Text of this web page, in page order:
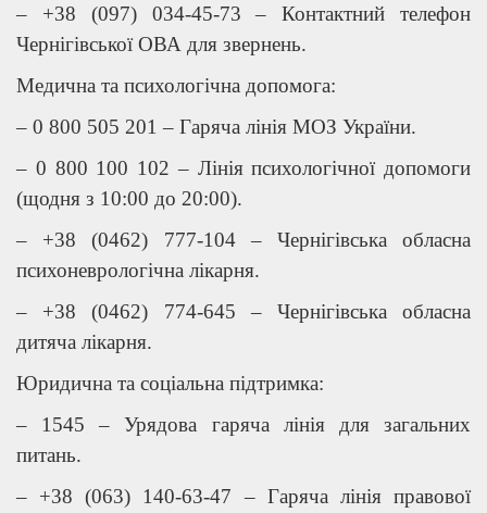
– +38 (097) 034-45-73 – Контактний телефон
Чернігівської ОВА для звернень.
Медична та психологічна допомога:
– 0 800 505 201 – Гаряча лінія МОЗ України.
– 0 800 100 102 – Лінія психологічної допомоги
(щодня з 10:00 до 20:00).
– +38 (0462) 777-104 – Чернігівська обласна
психоневрологічна лікарня.
– +38 (0462) 774-645 – Чернігівська обласна
дитяча лікарня.
Юридична та соціальна підтримка:
– 1545 – Урядова гаряча лінія для загальних
питань.
– +38 (063) 140-63-47 – Гаряча лінія правової